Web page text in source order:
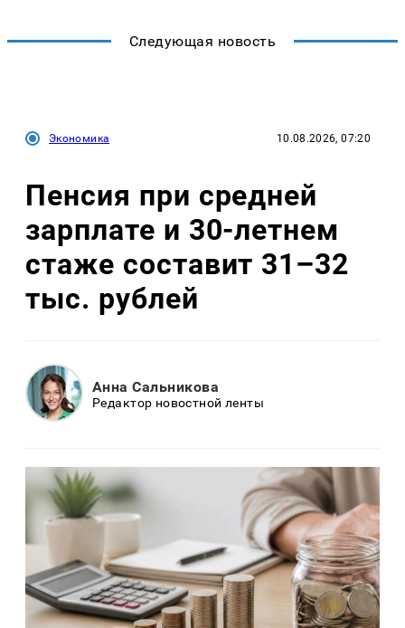
Следующая новость
Экономика 10.08.2026, 07:20
Пенсия при средней
зарплате и 30-летнем
стаже составит 31–32
тыс. рублей
Анна Сальникова
Редактор новостной ленты